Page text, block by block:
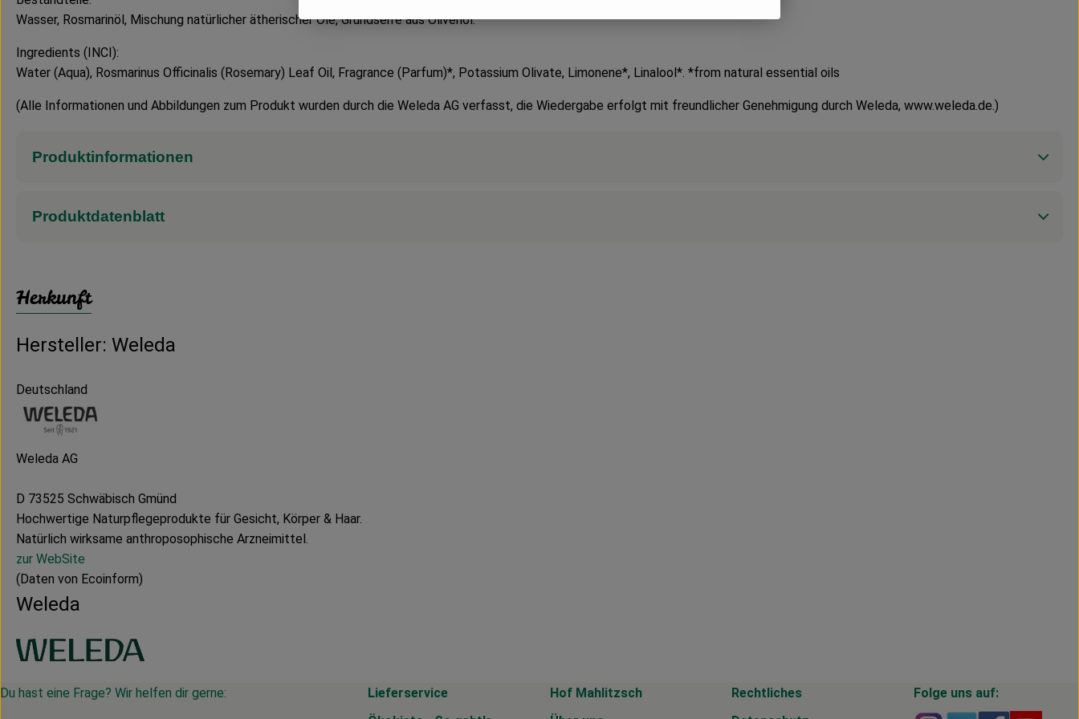
Wasser, Rosmarinöl, Mischung natürlicher ätherischer Öle, Grundseife aus Olivenöl.
Ingredients (INCI):
Water (Aqua), Rosmarinus Officinalis (Rosemary) Leaf Oil, Fragrance (Parfum)*, Potassium Olivate, Limonene*, Linalool*. *from natural essential oils
(Alle Informationen und Abbildungen zum Produkt wurden durch die Weleda AG verfasst, die Wiedergabe erfolgt mit freundlicher Genehmigung durch Weleda, www.weleda.de.)
Produktinformationen
Produktdatenblatt
Herkunft
Hersteller: Weleda
Deutschland
Weleda AG
D 73525 Schwäbisch Gmünd
Hochwertige Naturpflegeprodukte für Gesicht, Körper & Haar.
Natürlich wirksame anthroposophische Arzneimittel.
zur WebSite
(Daten von Ecoinform)
Weleda
Du hast eine Frage? Wir helfen dir gerne:
Lieferservice
Hof Mahlitzsch
Rechtliches
Folge uns auf: